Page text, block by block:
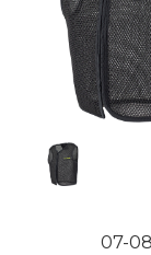
07-